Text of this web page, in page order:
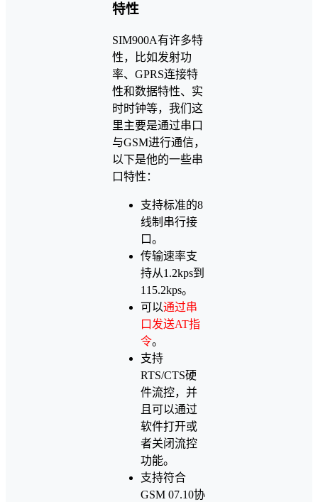
特性
SIM900A有许多特
性，比如发射功
率、GPRS连接特
性和数据特性、实
时时钟等，我们这
里主要是通过串口
与GSM进行通信，
以下是他的一些串
口特性：
支持标准的8
线制串行接
口。
传输速率支
持从1.2kps到
115.2kps。
可以通过串
口发送AT指
令。
支持
RTS/CTS硬
件流控，并
且可以通过
软件打开或
者关闭流控
功能。
支持符合
GSM 07.10协